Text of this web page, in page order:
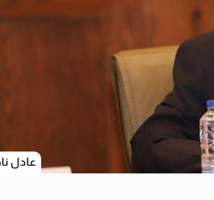
عادل